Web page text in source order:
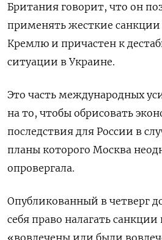
Британия говорит, что он
применять жесткие санкции
Кремлю и причастен к
ситуации в Украине.
Это часть международных
на то, чтобы обрисовать
последствия для России в
планы которого Москва
опровергала.
Опубликованный в четверг
себя право налагать